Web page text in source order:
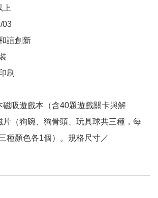
上
03
誼創新
刷
磁吸遊戲本（含40題遊戲關卡與解
片（狗碗、狗骨頭、玩具球共三種，每
種顏色各1個）。規格尺寸／